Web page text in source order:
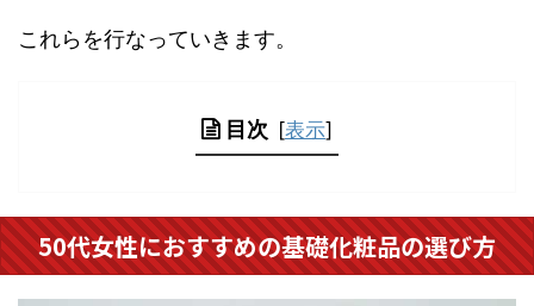
これらを行なっていきます。
目次 [表示]
50代女性におすすめの基礎化粧品の選び方